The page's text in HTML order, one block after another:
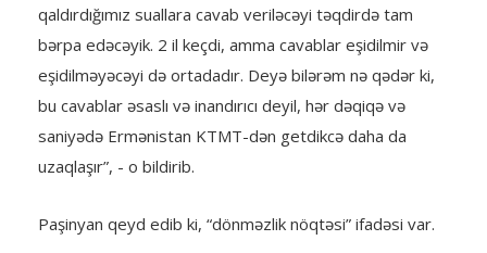
qaldırdığımız suallara cavab veriləcəyi təqdirdə tam
bərpa edəcəyik. 2 il keçdi, amma cavablar eşidilmir və
eşidilməyəcəyi də ortadadır. Deyə bilərəm nə qədər ki,
bu cavablar əsaslı və inandırıcı deyil, hər dəqiqə və
saniyədə Ermənistan KTMT-dən getdikcə daha da
uzaqlaşır”, - o bildirib.
Paşinyan qeyd edib ki, “dönməzlik nöqtəsi” ifadəsi var.